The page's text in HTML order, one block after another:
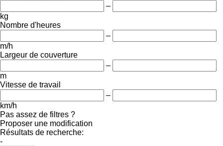
–
kg
Nombre d'heures
–
m/h
Largeur de couverture
–
m
Vitesse de travail
–
km/h
Pas assez de filtres ?
Proposer une modification
Résultats de recherche:
-